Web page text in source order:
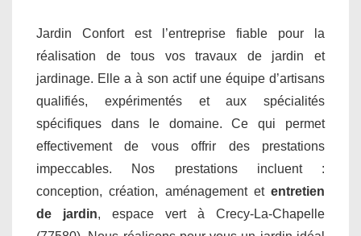
Jardin Confort est l’entreprise fiable pour la
réalisation de tous vos travaux de jardin et
jardinage. Elle a à son actif une équipe d’artisans
qualifiés, expérimentés et aux spécialités
spécifiques dans le domaine. Ce qui permet
effectivement de vous offrir des prestations
impeccables. Nos prestations incluent :
conception, création, aménagement et entretien
de jardin, espace vert à Crecy-La-Chapelle